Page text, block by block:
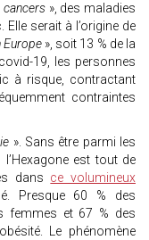
cancers», des maladies
serait à l’origine de
Europe», soit 13 % de la
19, les personnes
à risque, contractant
contraintes
». Sans être parmi les
est tout de
dans ce volumineux
Presque 60 % des
femmes et 67 % des
Le phénomène